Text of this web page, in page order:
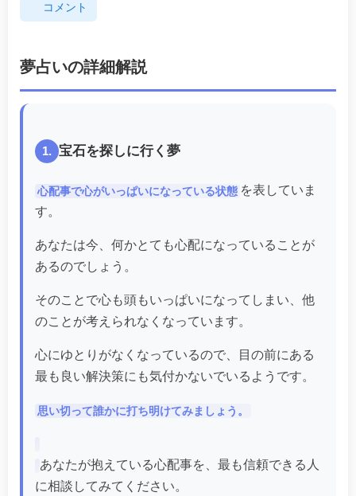
コメント
夢占いの詳細解説
1. 宝石を探しに行く夢
心配事で心がいっぱいになっている状態 を表していま
す。
あなたは今、何かとても心配になっていることが
あるのでしょう。
そのことで心も頭もいっぱいになってしまい、他
のことが考えられなくなっています。
心にゆとりがなくなっているので、目の前にある
最も良い解決策にも気付かないでいるようです。
思い切って誰かに打ち明けてみましょう。
あなたが抱えている心配事を、最も信頼できる人
に相談してみてください。